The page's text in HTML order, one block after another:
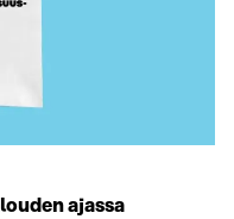
ajassa